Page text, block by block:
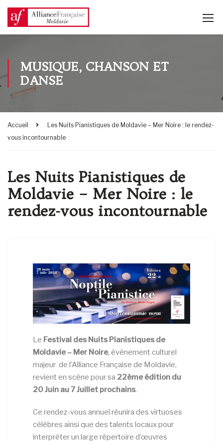
MUSIQUE, CHANSON ET
DANSE
Accueil
Les Nuits Pianistiques de Moldavie – Mer Noire : le rendez-
vous incontournable
Les Nuits Pianistiques de
Moldavie – Mer Noire : le
rendez-vous incontournable
Le Festival des Nuits Pianistiques de
Moldavie – Mer Noire, évènement culturel
majeur de l’Alliance Française de Moldavie,
revient en scène pour sa 22ème édition du
20 Juin au 7 Juillet prochains.
Ce rendez-vous annuel réunira des virtuoses
célèbres ainsi que des talents locaux pour
interpréter un large répertoire d’œuvres